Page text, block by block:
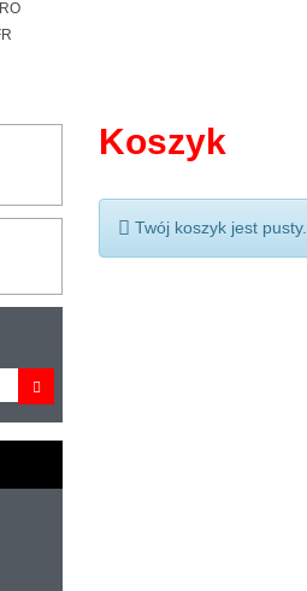
Koszyk
Twój koszyk jest pusty.